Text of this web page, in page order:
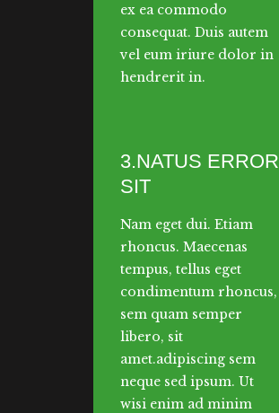
ex ea commodo
consequat. Duis autem
vel eum iriure dolor in
hendrerit in.
3.NATUS ERROR
SIT
Nam eget dui. Etiam
rhoncus. Maecenas
tempus, tellus eget
condimentum rhoncus,
sem quam semper
libero, sit
amet.adipiscing sem
neque sed ipsum. Ut
wisi enim ad minim